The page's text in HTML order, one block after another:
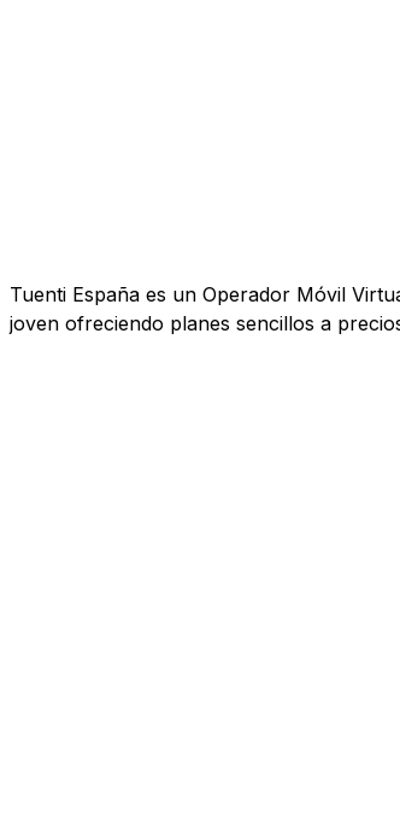
Tuenti España es un Operador Móvil
joven ofreciendo planes sencillos a